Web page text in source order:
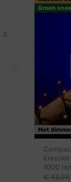
Groen
Met
1000
€43,95